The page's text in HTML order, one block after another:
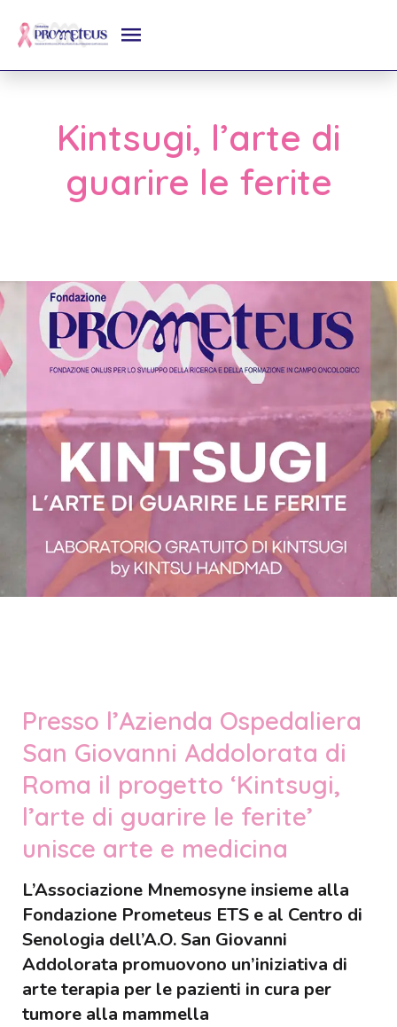
Kintsugi, l’arte di
guarire le ferite
Presso l’Azienda Ospedaliera
San Giovanni Addolorata di
Roma il progetto ‘Kintsugi,
l’arte di guarire le ferite’
unisce arte e medicina
L’Associazione Mnemosyne insieme alla
Fondazione Prometeus ETS e al Centro di
Senologia dell’A.O. San Giovanni
Addolorata promuovono un’iniziativa di
arte terapia per le pazienti in cura per
tumore alla mammella